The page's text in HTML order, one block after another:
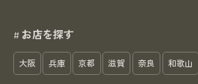
# お店を探す
大阪 兵庫 京都 滋賀 奈良 和歌山